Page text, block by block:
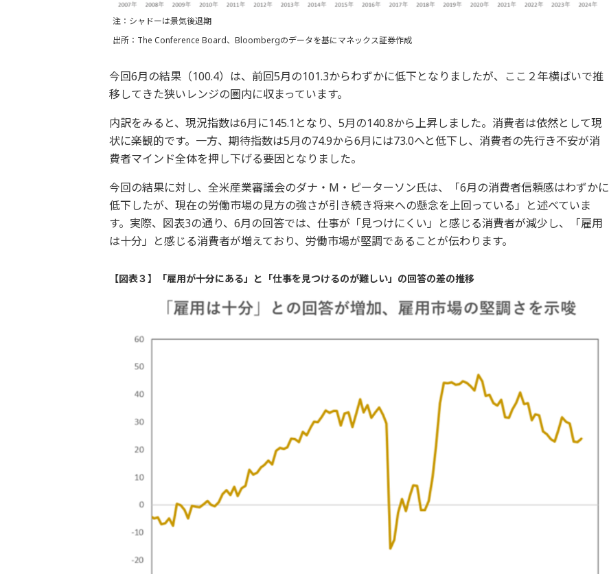
注：シャドーは景気後退期
出所：The Conference Board、Bloombergのデータを基にマネックス証券作成
今回6月の結果（100.4）は、前回5月の101.3からわずかに低下となりましたが、ここ２年横ばいで推
移してきた狭いレンジの圏内に収まっています。
内訳をみると、現況指数は6月に145.1となり、5月の140.8から上昇しました。消費者は依然として現
状に楽観的です。一方、期待指数は5月の74.9から6月には73.0へと低下し、消費者の先行き不安が消
費者マインド全体を押し下げる要因となりました。
今回の結果に対し、全米産業審議会のダナ・M・ピーターソン氏は、「6月の消費者信頼感はわずかに
低下したが、現在の労働市場の見方の強さが引き続き将来への懸念を上回っている」と述べていま
す。実際、図表3の通り、6月の回答では、仕事が「見つけにくい」と感じる消費者が減少し、「雇用
は十分」と感じる消費者が増えており、労働市場が堅調であることが伝わります。
【図表３】「雇用が十分にある」と「仕事を見つけるのが難しい」の回答の差の推移